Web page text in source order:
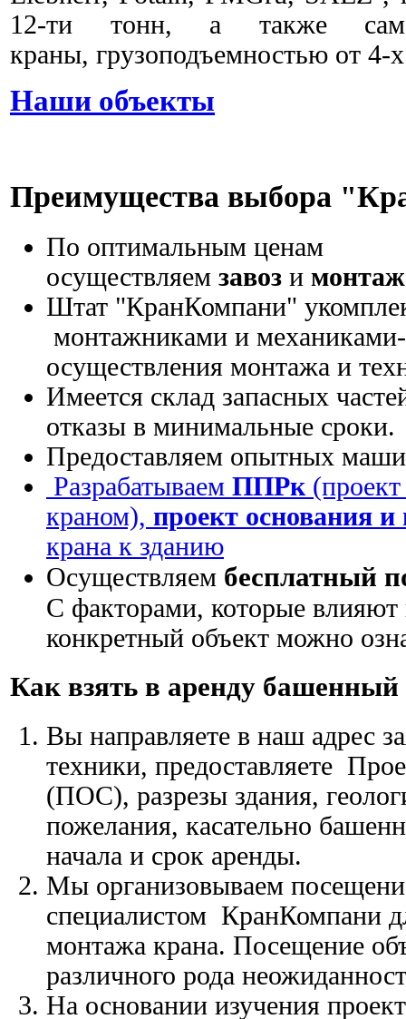
12-ти тонн, а также
краны, грузоподъемностью от 4-
Наши объекты
Преимущества выбора
По оптимальным ценам
осуществляем завоз и монтаж
Штат "КранКомпани"
монтажниками и
осуществления монтажа и
Имеется склад запасных
отказы в минимальные сроки.
Предоставляем опытных
Разрабатываем ППРк
краном), проект основания
крана к зданию
Осуществляем бесплатный
С факторами, которые влияют
конкретный объект можно
Как взять в аренду башенный
Вы направляете в наш адрес
техники, предоставляете
(ПОС), разрезы здания,
пожелания, касательно
начала и срок аренды.
Мы организовываем
специалистом КранКомпани
монтажа крана. Посещение
различного рода
На основании изучения